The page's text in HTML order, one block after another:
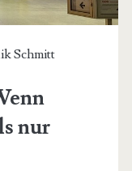
Schmitt
nur